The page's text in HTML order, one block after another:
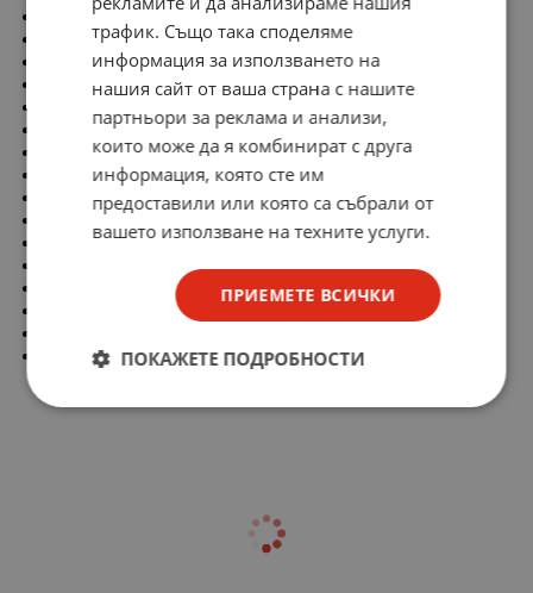
Вид на контактите: мъжки
Серия на производителя: XT30
Номинален ток: 15A
Номинално напрежение: 0,5kV
Пространствена ориентация: прав
Механичен монтаж: на проводник
Електрически монтаж: запояване
Материал на контакта: месинг
Покритие на контакта: gold flash
Цвят: жълт
Клас на запалимост: UL94V-0
Материал на корпуса: полиамид
Размер на проводника: 18AWG
Работна температура: -20...120°C
трафик. Също така споделяме
информация за използването на
нашия сайт от ваша страна с нашите
партньори за реклама и анализи,
които може да я комбинират с друга
информация, която сте им
предоставили или която са събрали от
вашето използване на техните услуги.
ПРИЕМЕТЕ ВСИЧКИ
ПОКАЖЕТЕ ПОДРОБНОСТИ